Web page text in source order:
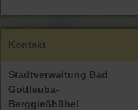
Kontakt
Stadtverwaltung Bad
Gottleuba-
Berggießhübel